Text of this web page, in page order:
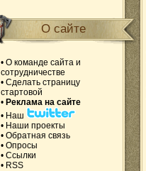
О сайте
• О команде сайта и
сотрудничестве
• Сделать страницу
стартовой
• Реклама на сайте
• Наш
• Наши проекты
• Обратная связь
• Опросы
• Ссылки
• RSS